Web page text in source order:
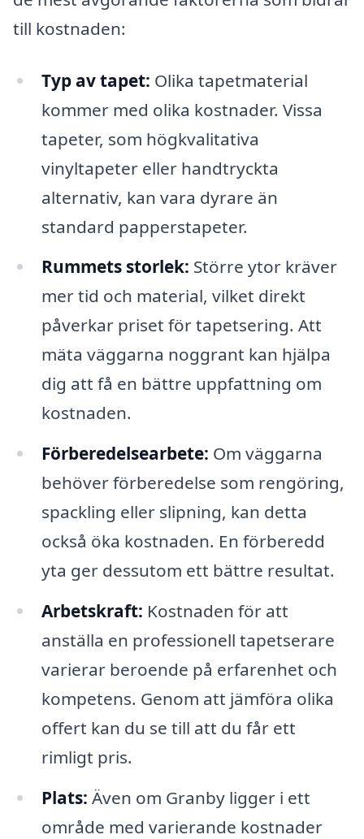
till kostnaden:
Typ av tapet: Olika tapetmaterial
kommer med olika kostnader. Vissa
tapeter, som högkvalitativa
vinyltapeter eller handtryckta
alternativ, kan vara dyrare än
standard papperstapeter.
Rummets storlek: Större ytor kräver
mer tid och material, vilket direkt
påverkar priset för tapetsering. Att
mäta väggarna noggrant kan hjälpa
dig att få en bättre uppfattning om
kostnaden.
Förberedelsearbete: Om väggarna
behöver förberedelse som rengöring,
spackling eller slipning, kan detta
också öka kostnaden. En förberedd
yta ger dessutom ett bättre resultat.
Arbetskraft: Kostnaden för att
anställa en professionell tapetserare
varierar beroende på erfarenhet och
kompetens. Genom att jämföra olika
offert kan du se till att du får ett
rimligt pris.
Plats: Även om Granby ligger i ett
område med varierande kostnader